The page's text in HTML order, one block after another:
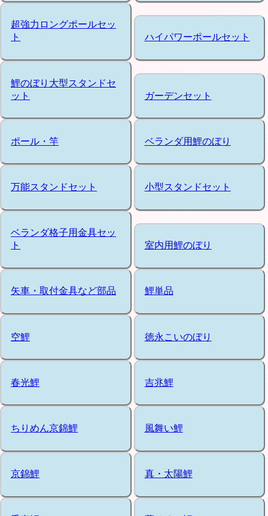
超強力ロングポールセッ
ト
ハイパワーポールセット
鯉のぼり大型スタンドセ
ット
ガーデンセット
ポール・竿 ベランダ用鯉のぼり
万能スタンドセット 小型スタンドセット
ベランダ格子用金具セッ
ト
室内用鯉のぼり
矢車・取付金具など部品 鯉単品
空鯉 徳永こいのぼり
春光鯉 吉兆鯉
ちりめん京錦鯉 風舞い鯉
京錦鯉 真・太陽鯉